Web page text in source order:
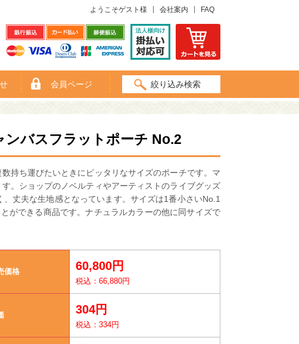
ようこそゲスト様 会社案内 FAQ
会員ページ 絞り込み検索
バスフラットポーチ No.2
持ち運びたいときにピッタリなサイズのポーチです。マ
。ショップのノベルティやアーティストのライブグッズ
丈夫な生地感となっています。サイズは1番小さいNo.1
ができる商品です。ナチュラルカラーの他に同サイズで
価格 60,800円
税込：66,880円
304円
税込：334円